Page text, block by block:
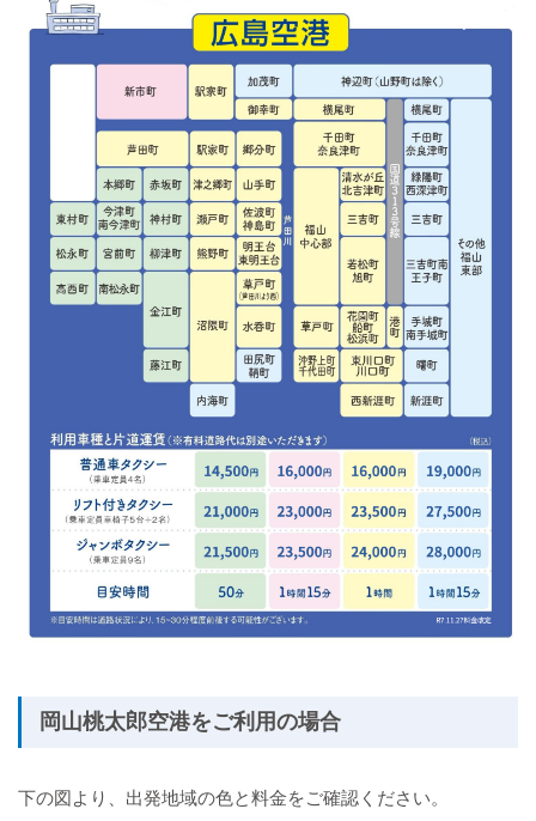
岡山桃太郎空港をご利用の場合
下の図より、出発地域の色と料金をご確認ください。